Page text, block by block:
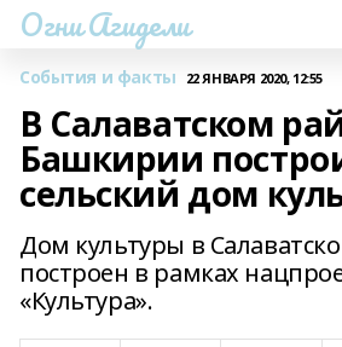
Огни Агидели
События и факты 22 ЯНВАРЯ 2020, 12:55
В Салаватском
Башкирии
сельский дом
Дом культуры в
построен в рамках
«Культура».